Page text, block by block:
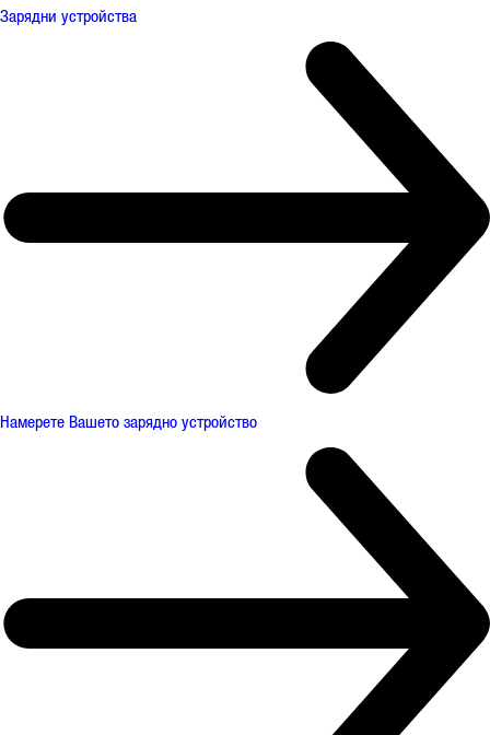
Зарядни устройства
Намерете Вашето зарядно устройство